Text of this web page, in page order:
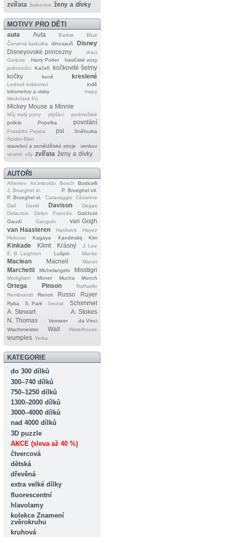
zvířata železnice ženy a dívky
MOTIVY PRO DĚTI
auta Auta Barbie
Blue
Červená karkulka
dinosauři
Disney
Disneyovské princezny
draci
Gorjuss
Harry Potter
hasičské vozy
jednorožci
Kačeři
kočkovité šelmy
kočky
koně kreslené
Ledové království
lodě
lokomotivy a vlaky
mapy
Medvídek Pú
Mickey Mouse a Minnie
Můj malý pony plyšáci
podmořské
policie
Popelka povolání
Prasátko Peppa psi
Sněhurka
Spider‐Man
stavební a zemědělské stroje
venkov
vesmír víly zvířata ženy a dívky
AUTOŘI
Afremov Arcimboldo Bosch
Botticelli
J. Brueghel st.
P. Brueghel ml.
P. Brueghel st.
Caravaggio
Cézanne
Dalí
David Davison
Degas
Delacroix
Delon Francés
Galchutt
Gaudí
Gauguin
van Gogh
van Haasteren
Hardwick
Hayez
Hokusai
Kagaya Kandinskij Kim
Kinkade Klimt Krásný
J. Lee
E. B. Leighton
Lušpin Macke
Maclean Macneil Manet
Marchetti Michelangelo Misstigri
Modigliani Monet Mucha Munch
Ortega Pinson
Raffaello
Rembrandt
Renoir Russo Ruyer
Ryba S. Park Seurat
Schimmel
A. Stewart
A. Stokes
N. Thomas
Vermeer
da Vinci
Wachtmeister
Wall Waterhouse
wumples Yerka
KATEGORIE
do 300 dílků
300–740 dílků
750–1250 dílků
1300–2000 dílků
3000–4000 dílků
nad 4000 dílků
3D puzzle
AKCE (sleva až 40 %)
čtvercová
dětská
dřevěná
extra velké dílky
fluorescentní
hlavolamy
kolekce Znamení
zvěrokruhu
kruhová